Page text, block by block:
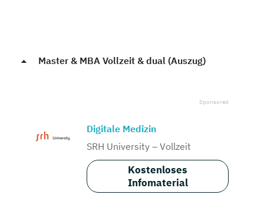
Master & MBA Vollzeit & dual (Auszug)
Digitale Medizin
SRH University – Vollzeit
Kostenloses
Infomaterial